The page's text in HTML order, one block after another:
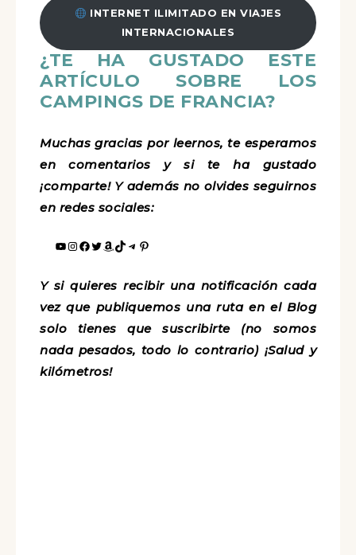
INTERNET ILIMITADO EN VIAJES
INTERNACIONALES
¿TE HA GUSTADO ESTE
ARTÍCULO SOBRE LOS
CAMPINGS DE FRANCIA?
Muchas gracias por leernos, te esperamos
en comentarios y si te ha gustado
¡comparte! Y además no olvides seguirnos
en redes sociales:
Y si quieres recibir una notificación cada
vez que publiquemos una ruta en el Blog
solo tienes que suscribirte (no somos
nada pesados, todo lo contrario) ¡Salud y
kilómetros!